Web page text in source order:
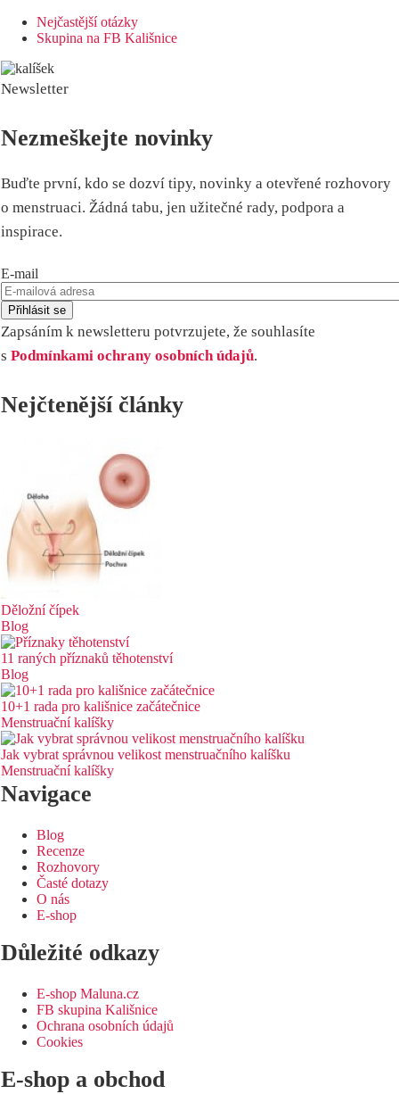
Nejčastější otázky
Skupina na FB Kališnice
Newsletter
Nezmeškejte novinky
Buďte první, kdo se dozví tipy, novinky a otevřené rozhovory
o menstruaci. Žádná tabu, jen užitečné rady, podpora a
inspirace.
E-mail
Zapsáním k newsletteru potvrzujete, že souhlasíte
s Podmínkami ochrany osobních údajů.
Nejčtenější články
Děložní čípek
Blog
11 raných příznaků těhotenství
Blog
10+1 rada pro kališnice začátečnice
Menstruační kalíšky
Jak vybrat správnou velikost menstruačního kalíšku
Menstruační kalíšky
Navigace
Blog
Recenze
Rozhovory
Časté dotazy
O nás
E-shop
Důležité odkazy
E-shop Maluna.cz
FB skupina Kališnice
Ochrana osobních údajů
Cookies
E-shop a obchod